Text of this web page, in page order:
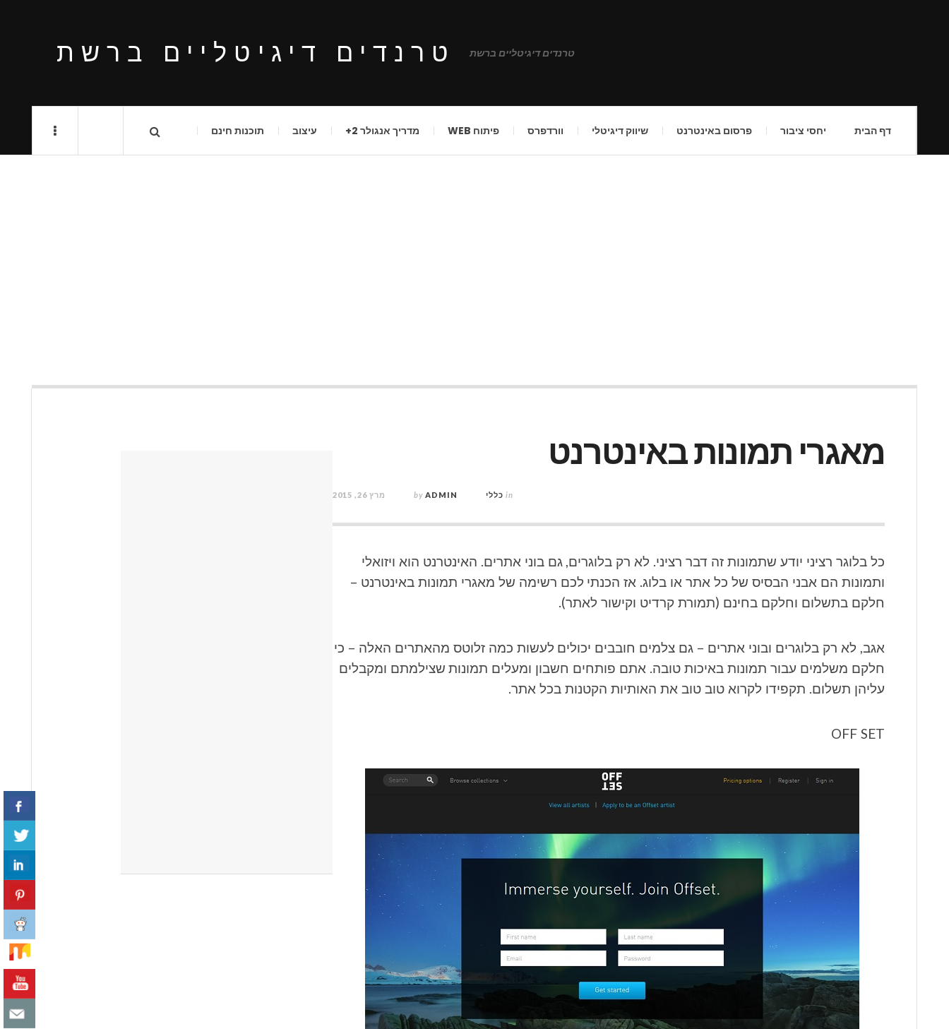
טרנדים דיגיטליים ברשת טרנדים דיגיטליים ברשת
דף הבית יחסי ציבור פרסום באינטרנט שיווק דיגיטלי וורדפרס פיתוח WEB מדריך אנגולר 2+ עיצוב תוכנות חינם
מאגרי תמונות באינטרנט
מרץ 26, 2015 by ADMIN in כללי
כל בלוגר רציני יודע שתמונות זה דבר רציני. לא רק בלוגרים, גם בוני אתרים. האינטרנט הוא ויזואלי
ותמונות הם אבני הבסיס של כל אתר או בלוג. אז הכנתי לכם רשימה של מאגרי תמונות באינטרנט –
חלקם בתשלום וחלקם בחינם (תמורת קרדיט וקישור לאתר).
אגב, לא רק בלוגרים ובוני אתרים – גם צלמים חובבים יכולים לעשות כמה זלוטס מהאתרים האלה – כי
חלקם משלמים עבור תמונות באיכות טובה. אתם פותחים חשבון ומעלים תמונות שצילמתם ומקבלים
עליהן תשלום. תקפידו לקרוא טוב טוב את האותיות הקטנות בכל אתר.
OFF SET